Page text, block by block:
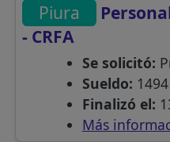
Piura
- CRFA
Se solicitó:
Sueldo: 1494
Finalizó el:
Más